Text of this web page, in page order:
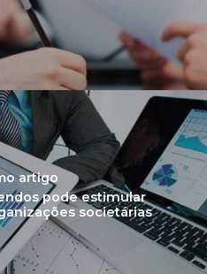
artigo
pode estimular
societárias